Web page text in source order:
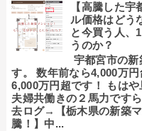
【高騰した
ル価格はどう
と今買う人、
うのか？
宇都宮市の新
す。 数年前なら4,000万
6,000万円超です！ もはや
夫婦共働きの２馬力です
去ログ→【栃木県の新築
騰！】中...